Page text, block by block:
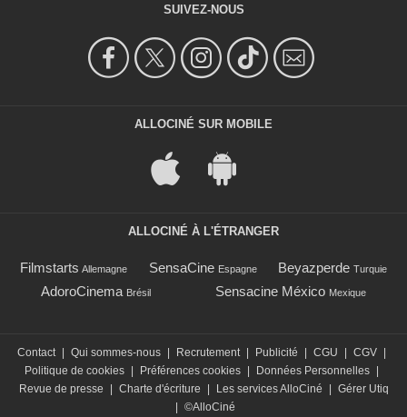
SUIVEZ-NOUS
ALLOCINÉ SUR MOBILE
ALLOCINÉ À L'ÉTRANGER
Filmstarts Allemagne SensaCine Espagne Beyazperde Turquie
AdoroCinema Brésil Sensacine México Mexique
Contact Qui sommes-nous Recrutement Publicité CGU CGV
Politique de cookies
Préférences cookies Données Personnelles
Revue de presse
Charte d'écriture Les services AlloCiné
Gérer Utiq
©AlloCiné